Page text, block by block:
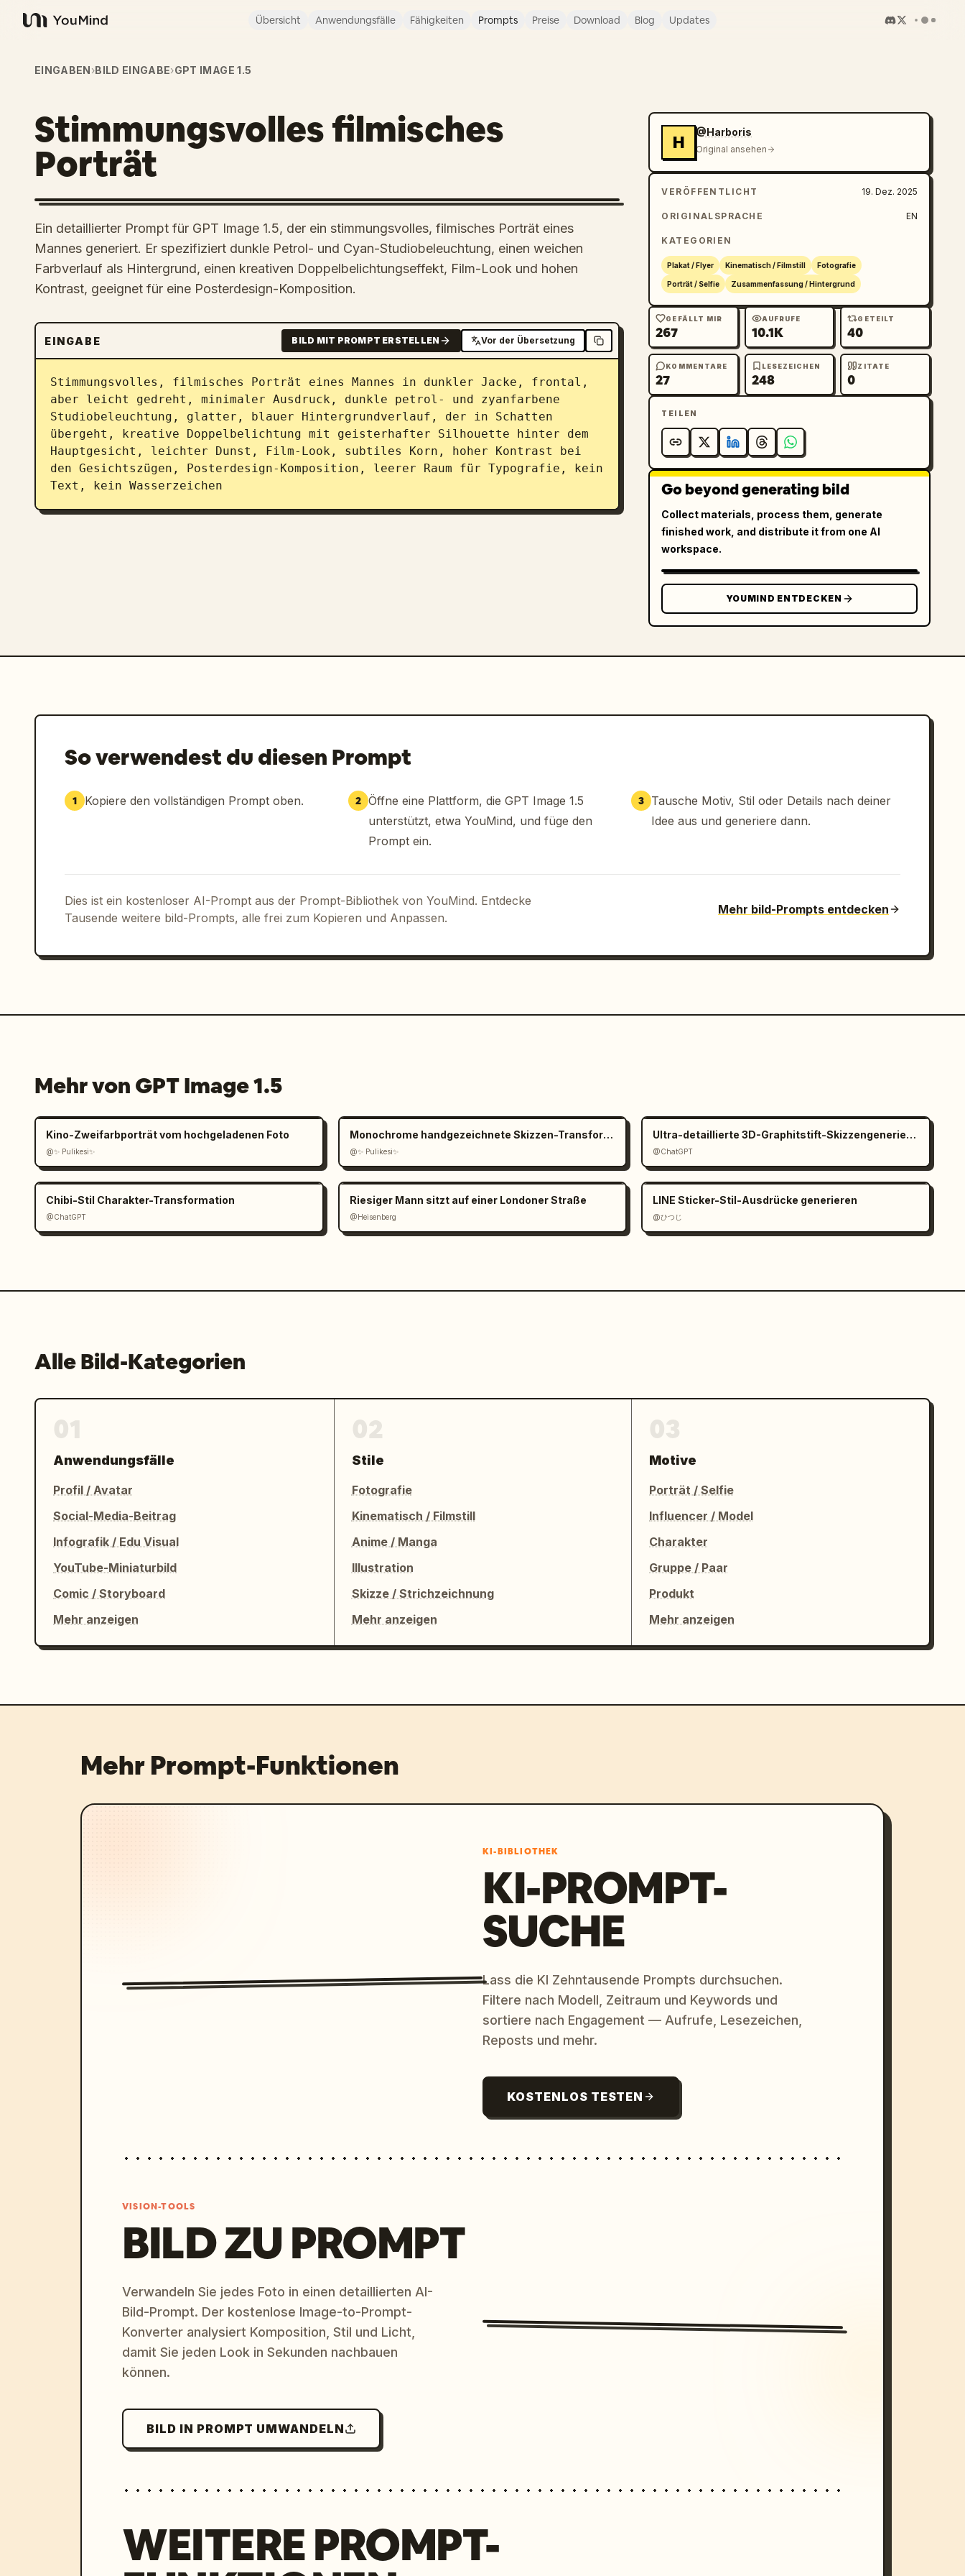
YouMind
Übersicht Anwendungsfälle Fähigkeiten Prompts Preise Download Blog Updates
EINGABEN›BILD EINGABE›GPT IMAGE 1.5
Stimmungsvolles filmisches
Porträt
Ein detaillierter Prompt für GPT Image 1.5, der ein stimmungsvolles, filmisches Porträt eines
Mannes generiert. Er spezifiziert dunkle Petrol- und Cyan-Studiobeleuchtung, einen weichen
Farbverlauf als Hintergrund, einen kreativen Doppelbelichtungseffekt, Film-Look und hohen
Kontrast, geeignet für eine Posterdesign-Komposition.
EINGABE BILD MIT PROMPT ERSTELLEN Vor der Übersetzung
Stimmungsvolles, filmisches Porträt eines Mannes in dunkler Jacke, frontal,
aber leicht gedreht, minimaler Ausdruck, dunkle petrol- und zyanfarbene
Studiobeleuchtung, glatter, blauer Hintergrundverlauf, der in Schatten
übergeht, kreative Doppelbelichtung mit geisterhafter Silhouette hinter dem
Hauptgesicht, leichter Dunst, Film-Look, subtiles Korn, hoher Kontrast bei
den Gesichtszügen, Posterdesign-Komposition, leerer Raum für Typografie, kein
Text, kein Wasserzeichen
H
@Harboris
Original ansehen
VERÖFFENTLICHT 19. Dez. 2025
ORIGINALSPRACHE EN
KATEGORIEN
Plakat / Flyer Kinematisch / Filmstill Fotografie
Porträt / Selfie Zusammenfassung / Hintergrund
GEFÄLLT MIR
267
AUFRUFE
10.1K
GETEILT
40
KOMMENTARE
27
LESEZEICHEN
248
ZITATE
0
TEILEN
Go beyond generating bild
Collect materials, process them, generate
finished work, and distribute it from one AI
workspace.
YOUMIND ENTDECKEN
So verwendest du diesen Prompt
1 Kopiere den vollständigen Prompt oben. 2 Öffne eine Plattform, die GPT Image 1.5
unterstützt, etwa YouMind, und füge den
Prompt ein.
3
Tausche Motiv, Stil oder Details nach deiner
Idee aus und generiere dann.
Dies ist ein kostenloser AI-Prompt aus der Prompt-Bibliothek von YouMind. Entdecke
Tausende weitere bild-Prompts, alle frei zum Kopieren und Anpassen.
Mehr bild-Prompts entdecken
Mehr von GPT Image 1.5
Kino-Zweifarbporträt vom hochgeladenen Foto
@✨ Pulikesi✨
Monochrome handgezeichnete Skizzen-Transformation
@✨ Pulikesi✨
Ultra-detaillierte 3D-Graphitstift-Skizzengenerierung
@ChatGPT
Chibi-Stil Charakter-Transformation
@ChatGPT
Riesiger Mann sitzt auf einer Londoner Straße
@Heisenberg
LINE Sticker-Stil-Ausdrücke generieren
@ひつじ
Alle Bild-Kategorien
Anwendungsfälle
Profil / Avatar
Social-Media-Beitrag
Infografik / Edu Visual
YouTube-Miniaturbild
Comic / Storyboard
Mehr anzeigen
Stile
Fotografie
Kinematisch / Filmstill
Anime / Manga
Illustration
Skizze / Strichzeichnung
Mehr anzeigen
Motive
Porträt / Selfie
Influencer / Model
Charakter
Gruppe / Paar
Produkt
Mehr anzeigen
Mehr Prompt-Funktionen
KI-BIBLIOTHEK
KI-PROMPT-
SUCHE
Lass die KI Zehntausende Prompts durchsuchen.
Filtere nach Modell, Zeitraum und Keywords und
sortiere nach Engagement — Aufrufe, Lesezeichen,
Reposts und mehr.
KOSTENLOS TESTEN
VISION-TOOLS
BILD ZU PROMPT
Verwandeln Sie jedes Foto in einen detaillierten AI-
Bild-Prompt. Der kostenlose Image-to-Prompt-
Konverter analysiert Komposition, Stil und Licht,
damit Sie jeden Look in Sekunden nachbauen
können.
BILD IN PROMPT UMWANDELN
WEITERE PROMPT-